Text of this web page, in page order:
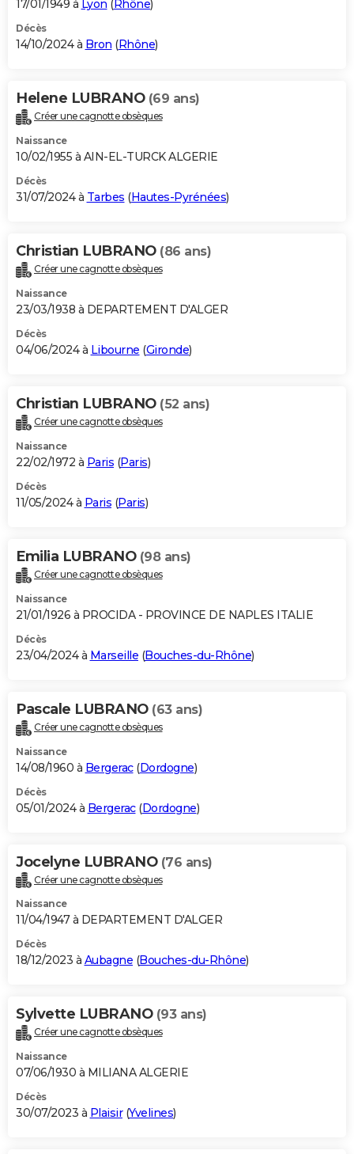
17/01/1949 à Lyon ( Rhône)
Décès
14/10/2024 à Bron (Rhône)
Helene LUBRANO (69 ans)
Créer une cagnotte obsèques
Naissance
10/02/1955 à AIN-EL-TURCK ALGERIE
Décès
31/07/2024 à Tarbes (Hautes-Pyrénées)
Christian LUBRANO (86 ans)
Créer une cagnotte obsèques
Naissance
23/03/1938 à DEPARTEMENT D'ALGER
Décès
04/06/2024 à Libourne (Gironde)
Christian LUBRANO (52 ans)
Créer une cagnotte obsèques
Naissance
22/02/1972 à Paris (Paris)
Décès
11/05/2024 à Paris (Paris)
Emilia LUBRANO (98 ans)
Créer une cagnotte obsèques
Naissance
21/01/1926 à PROCIDA - PROVINCE DE NAPLES ITALIE
Décès
23/04/2024 à Marseille (Bouches-du-Rhône)
Pascale LUBRANO (63 ans)
Créer une cagnotte obsèques
Naissance
14/08/1960 à Bergerac(Dordogne)
Décès
05/01/2024 à Bergerac(Dordogne)
Jocelyne LUBRANO (76 ans)
Créer une cagnotte obsèques
Naissance
11/04/1947 à DEPARTEMENT D'ALGER
Décès
18/12/2023 à Aubagne (Bouches-du-Rhône)
Sylvette LUBRANO (93 ans)
Créer une cagnotte obsèques
Naissance
07/06/1930 à MILIANA ALGERIE
Décès
30/07/2023 à Plaisir(Yvelines)